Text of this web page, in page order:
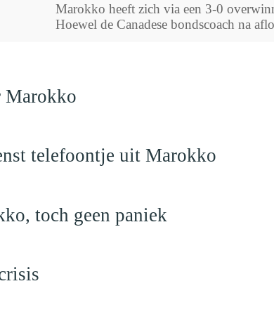
Marokko heeft zich via een 3-0
Hoewel de Canadese bondscoach na
Marokko
telefoontje uit Marokko
toch geen paniek